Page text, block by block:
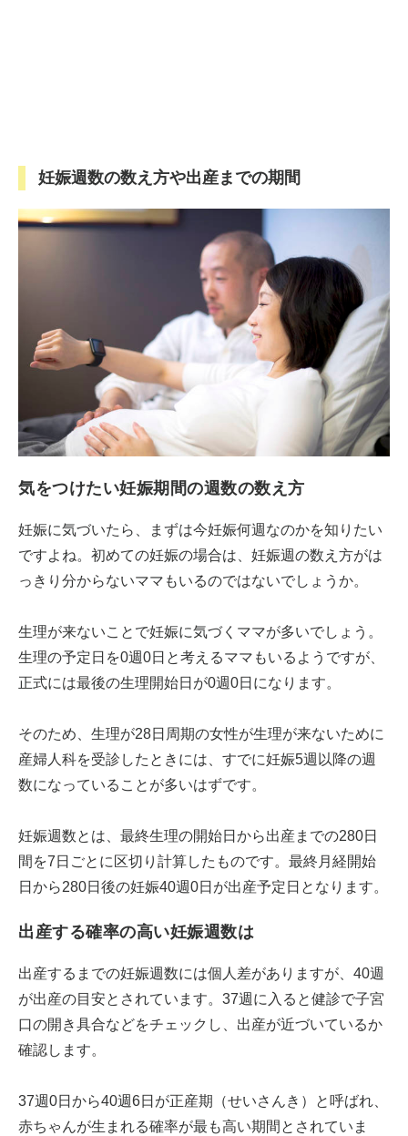
妊娠週数の数え方や出産までの期間
気をつけたい妊娠期間の週数の数え方
妊娠に気づいたら、まずは今妊娠何週なのかを知りたい
ですよね。初めての妊娠の場合は、妊娠週の数え方がは
っきり分からないママもいるのではないでしょうか。
生理が来ないことで妊娠に気づくママが多いでしょう。
生理の予定日を0週0日と考えるママもいるようですが、
正式には最後の生理開始日が0週0日になります。
そのため、生理が28日周期の女性が生理が来ないために
産婦人科を受診したときには、すでに妊娠5週以降の週
数になっていることが多いはずです。
妊娠週数とは、最終生理の開始日から出産までの280日
間を7日ごとに区切り計算したものです。最終月経開始
日から280日後の妊娠40週0日が出産予定日となります。
出産する確率の高い妊娠週数は
出産するまでの妊娠週数には個人差がありますが、40週
が出産の目安とされています。37週に入ると健診で子宮
口の開き具合などをチェックし、出産が近づいているか
確認します。
37週0日から40週6日が正産期（せいさんき）と呼ばれ、
赤ちゃんが生まれる確率が最も高い期間とされていま